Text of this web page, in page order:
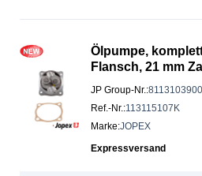
Ölpumpe,
Flansch, 21 mm
JP Group-Nr.:8113103900
Ref.-Nr.:113115107K
Marke:JOPEX
Expressversand